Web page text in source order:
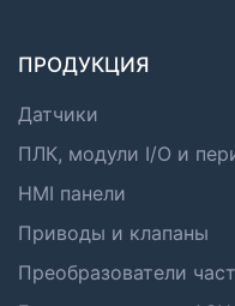
ПРОДУКЦИЯ
Датчики
ПЛК, модули I/O и
HMI панели
Приводы и клапаны
Преобразователи